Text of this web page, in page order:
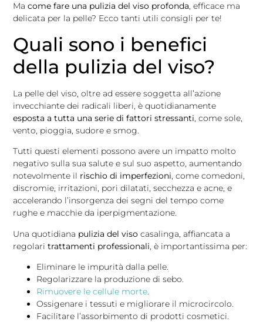
Macome fare una pulizia del viso profonda, efficace ma
delicata per la pelle? Ecco tanti utili consigli per te!
Quali sono i benefici
della pulizia del viso?
La pelle del viso, oltre ad essere soggetta all’azione
invecchiante dei radicali liberi, è quotidianamente
esposta a tutta una serie di fattori stressanti, come sole,
vento, pioggia, sudore e smog.
Tutti questi elementi possono avere un impatto molto
negativo sulla sua salute e sul suo aspetto, aumentando
notevolmente il rischio di imperfezioni, come comedoni,
discromie, irritazioni, pori dilatati, secchezza e acne, e
accelerando l’insorgenza dei segni del tempo come
rughe e macchie da iperpigmentazione.
Una quotidiana pulizia del viso casalinga, affiancata a
regolaritrattamenti professionali , è importantissima per:
Eliminare le impurità dalla pelle.
Regolarizzare la produzione di sebo.
Rimuovere le cellule morte.
Ossigenare i tessuti e migliorare il microcircolo.
Facilitare l’assorbimento di prodotti cosmetici.